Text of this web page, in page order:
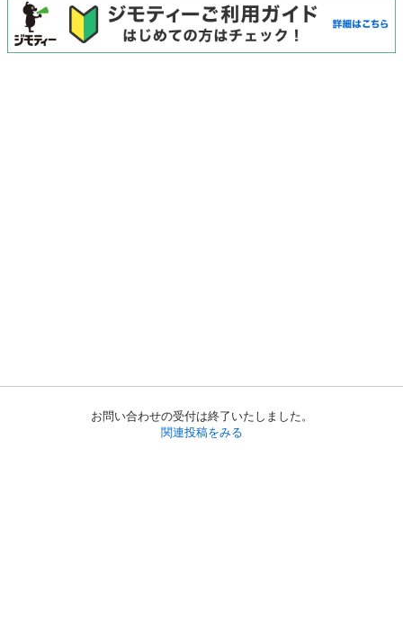
お問い合わせの受付は終了いたしました。
関連投稿をみる